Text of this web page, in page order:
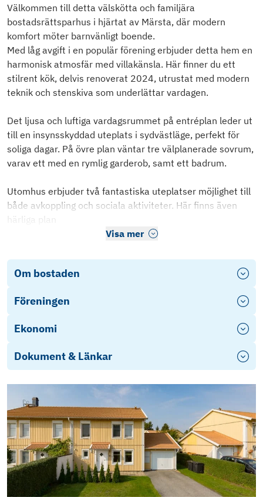
Välkommen till detta välskötta och familjära
bostadsrättsparhus i hjärtat av Märsta, där modern
komfort möter barnvänligt boende.
Med låg avgift i en populär förening erbjuder detta hem en
harmonisk atmosfär med villakänsla. Här finner du ett
stilrent kök, delvis renoverat 2024, utrustat med modern
teknik och stenskiva som underlättar vardagen.
Det ljusa och luftiga vardagsrummet på entréplan leder ut
till en insynsskyddad uteplats i sydvästläge, perfekt för
soliga dagar. På övre plan väntar tre välplanerade sovrum,
varav ett med en rymlig garderob, samt ett badrum.
Utomhus erbjuder två fantastiska uteplatser möjlighet till
både avkoppling och sociala aktiviteter. Här finns även
härliga plan
Visa mer
Om bostaden
Föreningen
Ekonomi
Dokument & Länkar